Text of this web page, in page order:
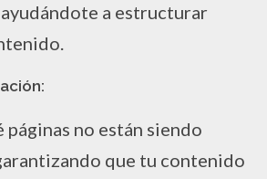
a estructurar
páginas no están siendo
que tu contenido